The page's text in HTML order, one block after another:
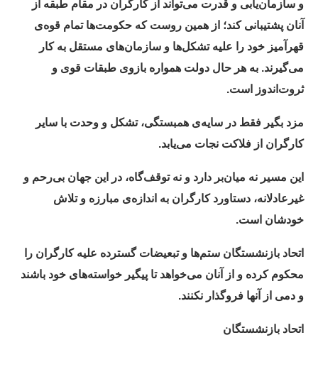
و سازمان‌یابی و قدرت می‌تواند از کارگران در مقام طبقه از
آنان پشتیبانی کند؛ از همین روست که حکومت‌ها تمام قوه‌ی
قهرآمیز خود را علیه تشکل‌ها و سازمان‌های مستقل به کار
می‌گیرند. به هر حال دولت همواره بازوی طبقات قوی و
ثروت‌اندوز است.
مزد بگیر فقط در سایه‌ی همبستگی، تشکل و وحدت با سایر
کارگران از فلاکت نجات می‌یابد.
این مسیر نه میان‌بر دارد و نه توقف‌گاه، در این جهان بی‌رحم و
غیرعادلانه، دستاورد کارگران به اندازه‌ی مبارزه و تلاش
خود‌شان است.
اتحاد بازنشستگان ستم‌ها و تبعیضات گسترده علیه کارگران را
محکوم کرده و از آنان می‌خواهد تا پیگیر خواسته‌های خود باشند
و دمی از آنها فروگذار نکنند.
اتحاد بازنشستگان